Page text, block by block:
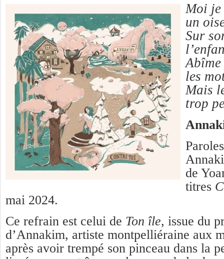
Moi je
un
Sur
les
Mais
trop
de
titres
mai 2024.
Ce refrain est celui de Ton île, issue du
d’Annakim, artiste montpelliéraine aux
après avoir trempé son pinceau dans la